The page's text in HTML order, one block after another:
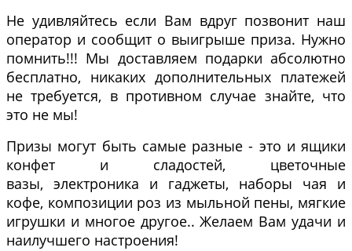
Не удивляйтесь если Вам вдруг позвонит наш
оператор и сообщит о выигрыше приза. Нужно
помнить!!! Мы доставляем подарки абсолютно
бесплатно, никаких дополнительных платежей
не требуется, в противном случае знайте, что
это не мы!
Призы могут быть самые разные - это и ящики
конфет и сладостей, цветочные
вазы, электроника и гаджеты, наборы чая и
кофе, композиции роз из мыльной пены, мягкие
игрушки и многое другое.. Желаем Вам удачи и
наилучшего настроения!